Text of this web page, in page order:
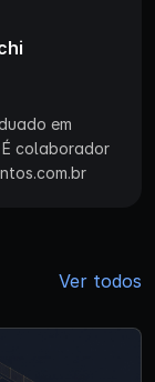
em
É colaborador
Ver todos